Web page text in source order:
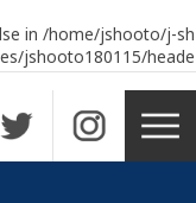
in /home/jshooto/j-sh
jshooto180115/heade